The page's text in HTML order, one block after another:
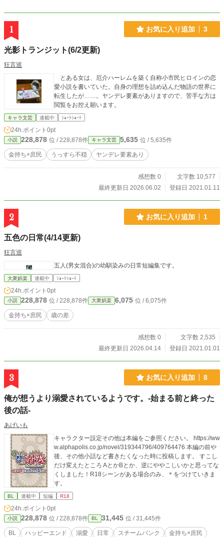
1 お気に入り追加 3
光影トランジット(6/2更新)
狂言巡
とある女は、厄介ハーレムを築く自称小市民ヒロインの恋
愛小説を書いていた。自身の理想を詰め込んだ物語の世界に
転生したが……。ヤンデレ要素がありますので、苦手な方は
閲覧をお控え願います。
キャラ文芸 連載中 ｼｮｰﾄｼｮｰﾄ
24h.ポイント 0pt
小説 228,878 位 / 228,878件 キャラ文芸 5,635 位 / 5,635件
金持ち×庶民 うっすら不穏 ヤンデレ要素あり
感想数 0
文字数 10,577
最終更新日 2026.06.02
登録日 2021.01.11
2 お気に入り追加 1
五色の日常(4/14更新)
狂言巡
五人(男女混合)の幼馴染みの日常短編集です。
大衆娯楽 連載中 ｼｮｰﾄｼｮｰﾄ
24h.ポイント 0pt
小説 228,878 位 / 228,878件 大衆娯楽 6,075 位 / 6,075件
金持ち×庶民 歳の差
感想数 0
文字数 2,535
最終更新日 2026.04.14
登録日 2021.01.01
3 お気に入り追加 8
俺が想うより溺愛されているようです。-始まる前と終った
後の話-
あげいも
キャラクター設定その他は本編をご参照ください。 https://ww
w.alphapolis.co.jp/novel/319344796/409764476 本編の前や
後、その他小話など書きたくなった時に投稿します。 すこし
だけ変えたところ AとかBとか、逆にややこしいかと思ってな
くしました！R18シーンがある場合のみ、＊をつけていきま
す。
BL 連載中 短編 R18
24h.ポイント 0pt
小説 228,878 位 / 228,878件 BL 31,445 位 / 31,445件
BL ハッピーエンド 溺愛 日常 スチームパンク
金持ち×庶民